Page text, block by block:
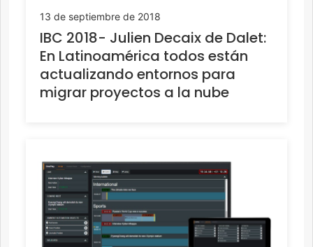
13 de septiembre de 2018
IBC 2018- Julien Decaix de Dalet:
En Latinoamérica todos están
actualizando entornos para
migrar proyectos a la nube